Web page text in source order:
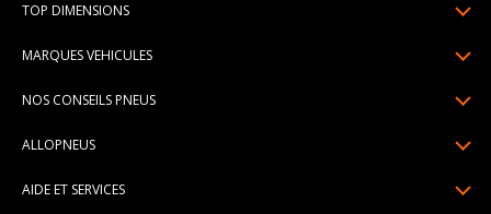
Pneus Continental
Pneus Hankook
Pneus Dunlop
TOP DIMENSIONS
195/65R15
205/60R16
MARQUES VEHICULES
Peugeot
NOS CONSEILS PNEUS
Pression pneu
ALLOPNEUS
AIDE ET SERVICES